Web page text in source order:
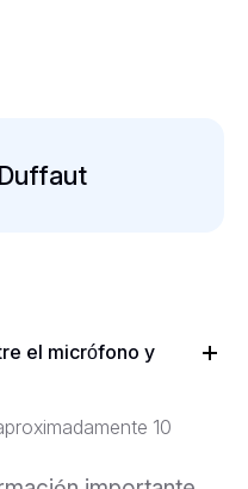
el micrófono y
10